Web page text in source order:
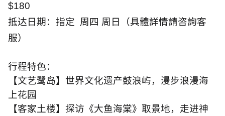
$180
抵达日期 ：指定 周四 周日（具體詳情請咨詢客
服）
行程特色：
【文艺鹭岛】世界文化遗产鼓浪屿，漫步浪漫海
上花园
【客家土楼】探访《大鱼海棠》取景地，走进神